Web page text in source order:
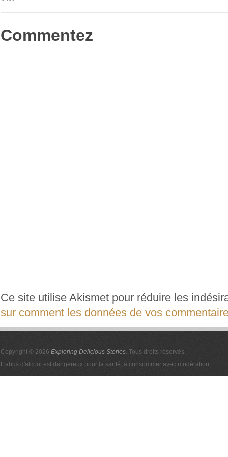
Commentez
Ce site utilise Akismet pour réduire les
sur comment les données de vos
Copyright © 2026 Exploring Delicious Stories . Tous droits réservés.
L'abus d'alcool est dangereux pour la santé, à consommer avec modération.